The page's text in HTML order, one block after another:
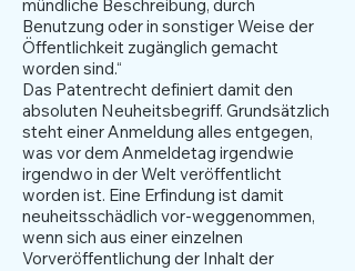
mündliche Beschreibung, durch
Benutzung oder in sonstiger Weise der
Öffentlichkeit zugänglich gemacht
worden sind.“
Das Patentrecht definiert damit den
absoluten Neuheitsbegriff. Grundsätzlich
steht einer Anmeldung alles entgegen,
was vor dem Anmeldetag irgendwie
irgendwo in der Welt veröffentlicht
worden ist. Eine Erfindung ist damit
neuheitsschädlich vor-weggenommen,
wenn sich aus einer einzelnen
Vorveröffentlichung der Inhalt der